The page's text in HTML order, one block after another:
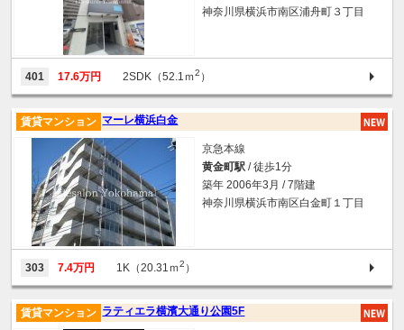
神奈川県横浜市南区浦舟町３丁目
401 17.6万円 2SDK（52.1ｍ2 ）
マーレ横浜白金
賃貸マンション
京急本線
黄金町駅 / 徒歩1分
築年 2006年3月 / 7階建
神奈川県横浜市南区白金町１丁目
303 7.4万円 1K（20.31ｍ2 ）
ラティエラ横濱大通り公園5F
賃貸マンション